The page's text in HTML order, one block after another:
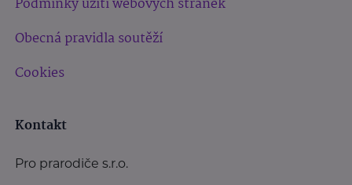
Obecná pravidla soutěží
Cookies
Kontakt
Pro prarodiče s.r.o.